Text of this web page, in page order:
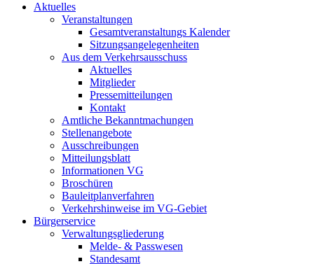
Aktuelles
Veranstaltungen
Gesamtveranstaltungs Kalender
Sitzungsangelegenheiten
Aus dem Verkehrsausschuss
Aktuelles
Mitglieder
Pressemitteilungen
Kontakt
Amtliche Bekanntmachungen
Stellenangebote
Ausschreibungen
Mitteilungsblatt
Informationen VG
Broschüren
Bauleitplanverfahren
Verkehrshinweise im VG-Gebiet
Bürgerservice
Verwaltungsgliederung
Melde- & Passwesen
Standesamt